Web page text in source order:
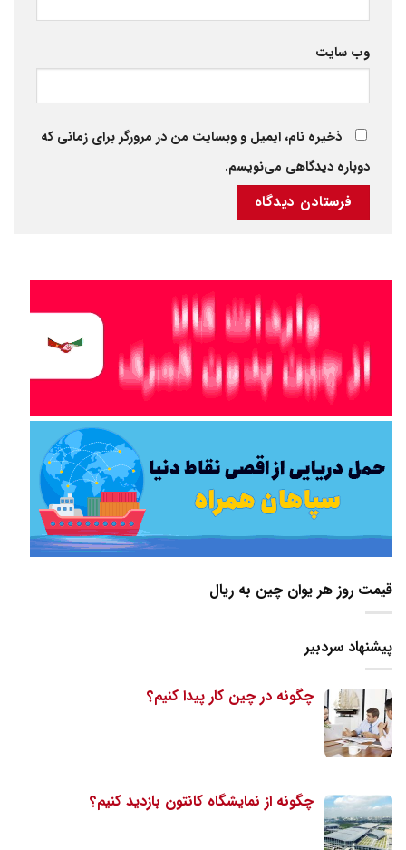
وب‌ سایت
ذخیره نام، ایمیل و وبسایت من در مرورگر برای زمانی که
دوباره دیدگاهی می‌نویسم.
قیمت روز هر یوان چین به ریال
پیشنهاد سردبیر
چگونه در چین کار پیدا کنیم؟
چگونه از نمایشگاه کانتون بازدید کنیم؟